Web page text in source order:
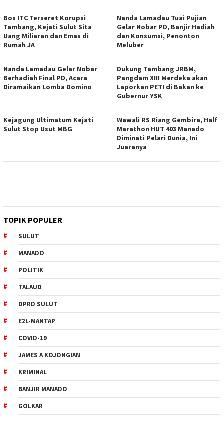
Bos ITC Terseret Korupsi
Tambang, Kejati Sulut Sita
Uang Miliaran dan Emas di
Rumah JA
Nanda Lamadau Tuai Pujian
Gelar Nobar PD, Banjir Hadiah
dan Konsumsi, Penonton
Meluber
Nanda Lamadau Gelar Nobar
Berhadiah Final PD, Acara
Diramaikan Lomba Domino
Dukung Tambang JRBM,
Pangdam XIII Merdeka akan
Laporkan PETI di Bakan ke
Gubernur YSK
Kejagung Ultimatum Kejati
Sulut Stop Usut MBG
Wawali RS Riang Gembira, Half
Marathon HUT 403 Manado
Diminati Pelari Dunia, Ini
Juaranya
TOPIK POPULER
SULUT
MANADO
POLITIK
TALAUD
DPRD SULUT
E2L-MANTAP
COVID-19
JAMES A KOJONGIAN
KRIMINAL
BANJIR MANADO
GOLKAR